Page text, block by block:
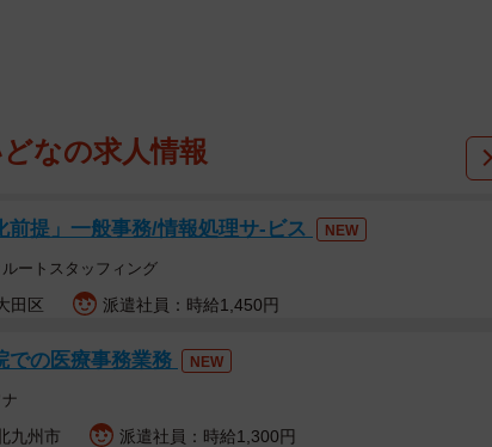
なの求人情報
前提」一般事務/情報処理サ-ビス NEW
ートスタッフィング
田区 派遣社員：時給1,450円
での医療事務業務 NEW
九州市 派遣社員：時給1,300円